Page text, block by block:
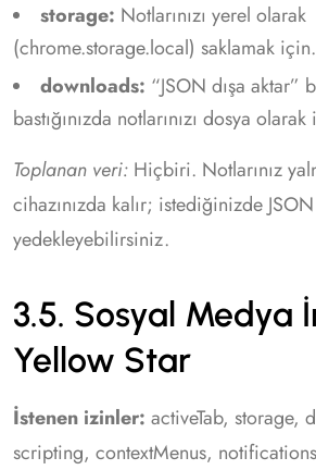
storage: Notlarınızı yerel olarak
(chrome.storage.local) saklamak için.
downloads: “JSON dışa aktar”
bastığınızda notlarınızı dosya
Toplanan veri: Hiçbiri. Notlarınız
cihazınızda kalır; istediğinizde
yedekleyebilirsiniz.
3.5. Sosyal
Yellow Star
İstenen izinler: activeTab, storage,
scripting, contextMenus, notifications